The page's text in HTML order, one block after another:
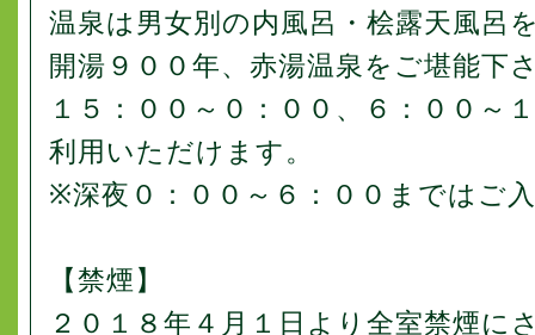
温泉は男女別の内風呂・桧露天風呂
開湯９００年、赤湯温泉をご堪能下
１５：００～０：００、６：００～
利用いただけます。
※深夜０：００～６：００まではご
【禁煙】
２０１８年４月１日より全室禁煙に